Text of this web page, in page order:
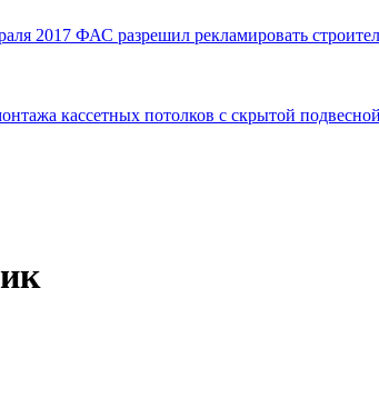
2017 ФАС разрешил рекламировать
кассетных потолков с скрытой